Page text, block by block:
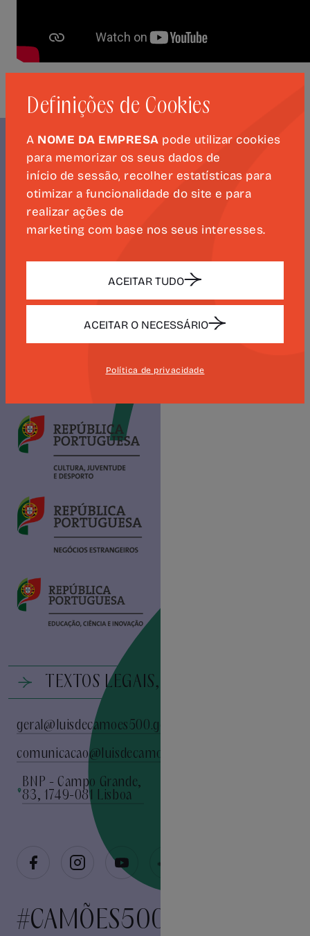
NEWSLETTER
CAMÕES
500
TEXTOS LEGAIS, PRIVACIDADE E
geral@luisdecamoes500.gov.pt
comunicacao@luisdecamoes500.gov.pt
BNP - Campo Grande,
83, 1749-081 Lisboa
#CAMÕES500
Definições de Cookies
A NOME DA EMPRESA pode utilizar cookies
para memorizar os seus dados de
início de sessão, recolher estatísticas para
otimizar a funcionalidade do site e para
realizar ações de
marketing com base nos seus interesses.
ACEITAR TUDO
ACEITAR O NECESSÁRIO
Política de privacidade